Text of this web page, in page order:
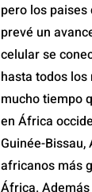
pero los
prevé un
celular se
hasta todos
mucho tiempo
en África
Guinée-
africanos más
África.